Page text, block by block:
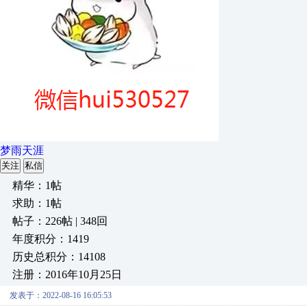
梦雨天涯
关注 私信
精华：1帖
求助：1帖
帖子：226帖 | 348回
年度积分：1419
历史总积分：14108
注册：2016年10月25日
发表于：2022-08-16 16:05:53